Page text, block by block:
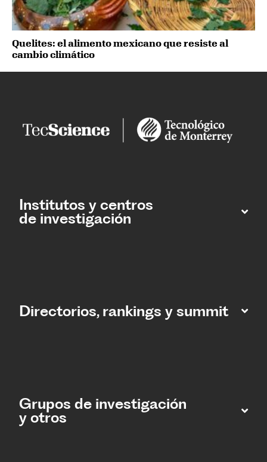
Quelites: el alimento mexicano que resiste al
cambio climático
Institutos y centros
de investigación
Directorios, rankings y summit
Grupos de investigación
y otros